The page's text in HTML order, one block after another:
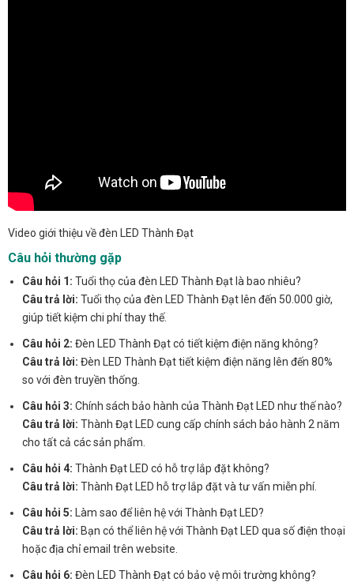
Video giới thiệu về đèn LED Thành Đạt
Câu hỏi thường gặp
Câu hỏi 1: Tuổi thọ của đèn LED Thành Đạt là bao nhiêu?
Câu trả lời: Tuổi thọ của đèn LED Thành Đạt lên đến 50.000 giờ,
giúp tiết kiệm chi phí thay thế.
Câu hỏi 2: Đèn LED Thành Đạt có tiết kiệm điện năng không?
Câu trả lời: Đèn LED Thành Đạt tiết kiệm điện năng lên đến 80%
so với đèn truyền thống.
Câu hỏi 3: Chính sách bảo hành của Thành Đạt LED như thế nào?
Câu trả lời: Thành Đạt LED cung cấp chính sách bảo hành 2 năm
cho tất cả các sản phẩm.
Câu hỏi 4: Thành Đạt LED có hỗ trợ lắp đặt không?
Câu trả lời: Thành Đạt LED hỗ trợ lắp đặt và tư vấn miễn phí.
Câu hỏi 5: Làm sao để liên hệ với Thành Đạt LED?
Câu trả lời: Bạn có thể liên hệ với Thành Đạt LED qua số điện thoại
hoặc địa chỉ email trên website.
Câu hỏi 6: Đèn LED Thành Đạt có bảo vệ môi trường không?